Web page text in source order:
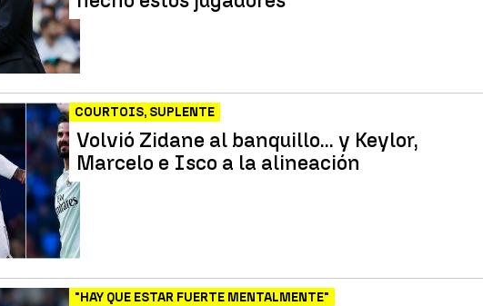
COURTOIS, SUPLENTE
Volvió Zidane al banquillo... y Keylor,
Marcelo e Isco a la alineación
"HAY QUE ESTAR FUERTE MENTALMENTE"